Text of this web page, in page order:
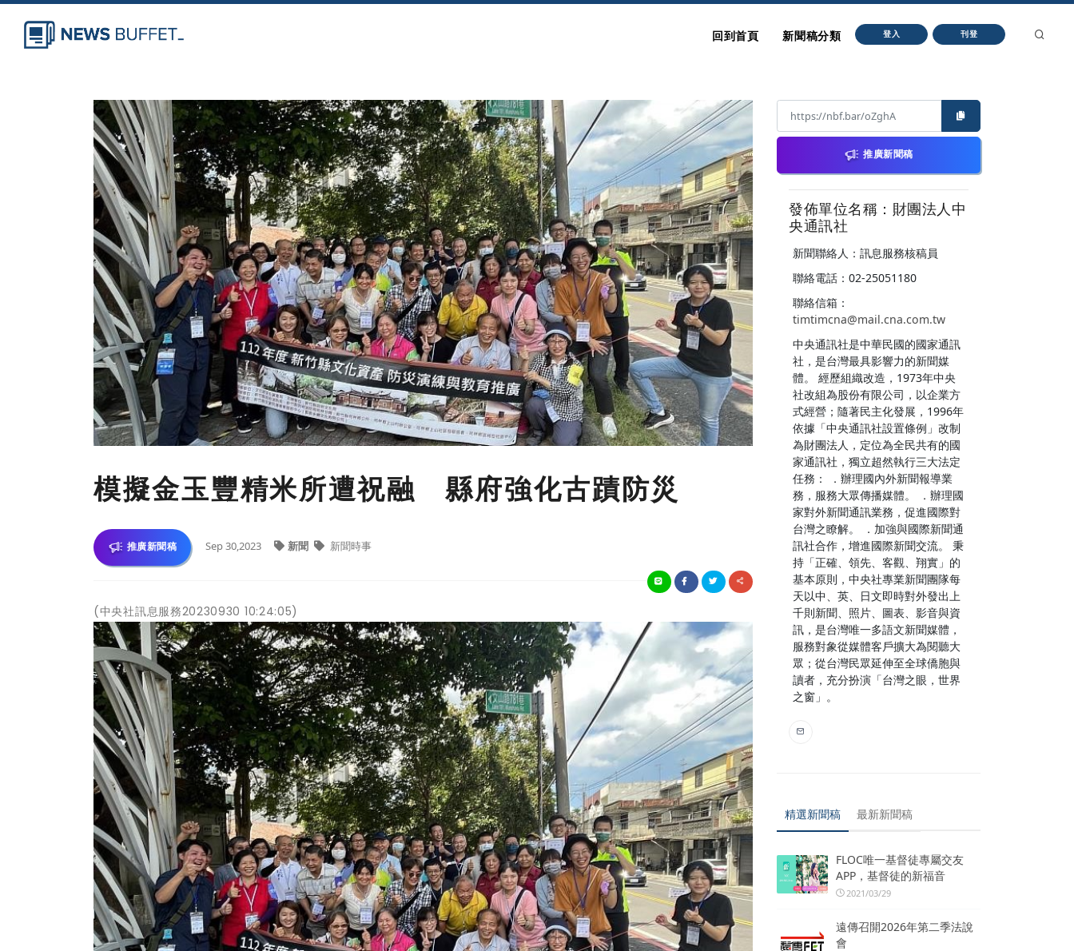
回到首頁 新聞稿分類 登入 刊登
模擬金玉豐精米所遭祝融 縣府強化古蹟防災
推廣新聞稿 Sep 30,2023 新聞 新聞時事
(中央社訊息服務20230930 10:24:05)
推廣新聞稿
發佈單位名稱：財團法人中
央通訊社
新聞聯絡人：訊息服務核稿員
聯絡電話：02-25051180
聯絡信箱：
timtimcna@mail.cna.com.tw
中央通訊社是中華民國的國家通訊
社，是台灣最具影響力的新聞媒
體。 經歷組織改造，1973年中央
社改組為股份有限公司，以企業方
式經營；隨著民主化發展，1996年
依據「中央通訊社設置條例」改制
為財團法人，定位為全民共有的國
家通訊社，獨立超然執行三大法定
任務： ．辦理國內外新聞報導業
務，服務大眾傳播媒體。 ．辦理國
家對外新聞通訊業務，促進國際對
台灣之瞭解。 ．加強與國際新聞通
訊社合作，增進國際新聞交流。 秉
持「正確、領先、客觀、翔實」的
基本原則，中央社專業新聞團隊每
天以中、英、日文即時對外發出上
千則新聞、照片、圖表、影音與資
訊，是台灣唯一多語文新聞媒體，
服務對象從媒體客戶擴大為閱聽大
眾；從台灣民眾延伸至全球僑胞與
讀者，充分扮演「台灣之眼，世界
之窗」。
精選新聞稿 最新新聞稿
FLOC唯一基督徒專屬交友
APP，基督徒的新福音
2021/03/29
遠傳召開2026年第二季法說
會